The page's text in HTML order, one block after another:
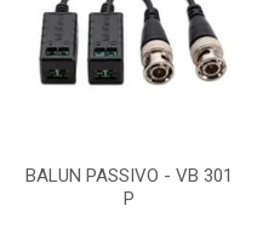
BALUN PASSIVO - VB 301
P